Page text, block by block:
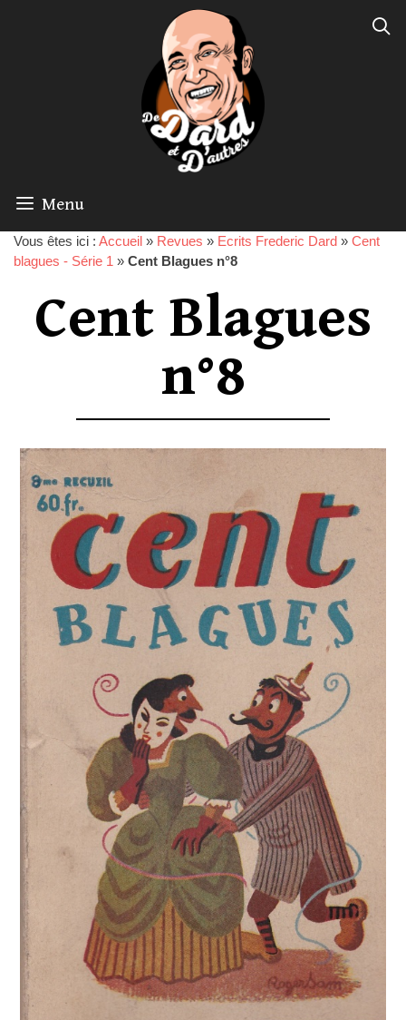
Menu
Vous êtes ici : Accueil » Revues » Ecrits Frederic Dard » Cent
blagues - Série 1 » Cent Blagues n°8
Cent Blagues
n°8